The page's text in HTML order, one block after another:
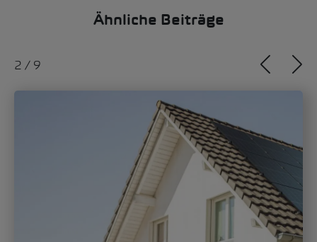
Ähnliche Beiträge
2 / 9